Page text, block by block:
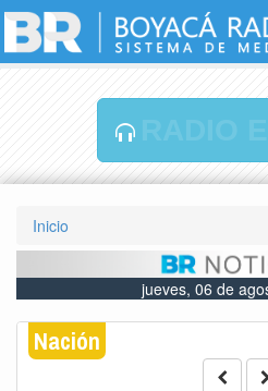
Inicio
jueves, 06 de
Nación